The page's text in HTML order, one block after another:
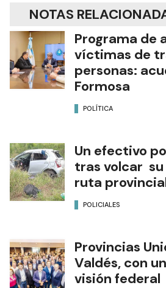
NOTAS
Programa de
víctimas de
personas:
Formosa
POLÍTICA
Un efectivo
tras volcar su
ruta
POLICIALES
Provincias
Valdés, con
visión federal